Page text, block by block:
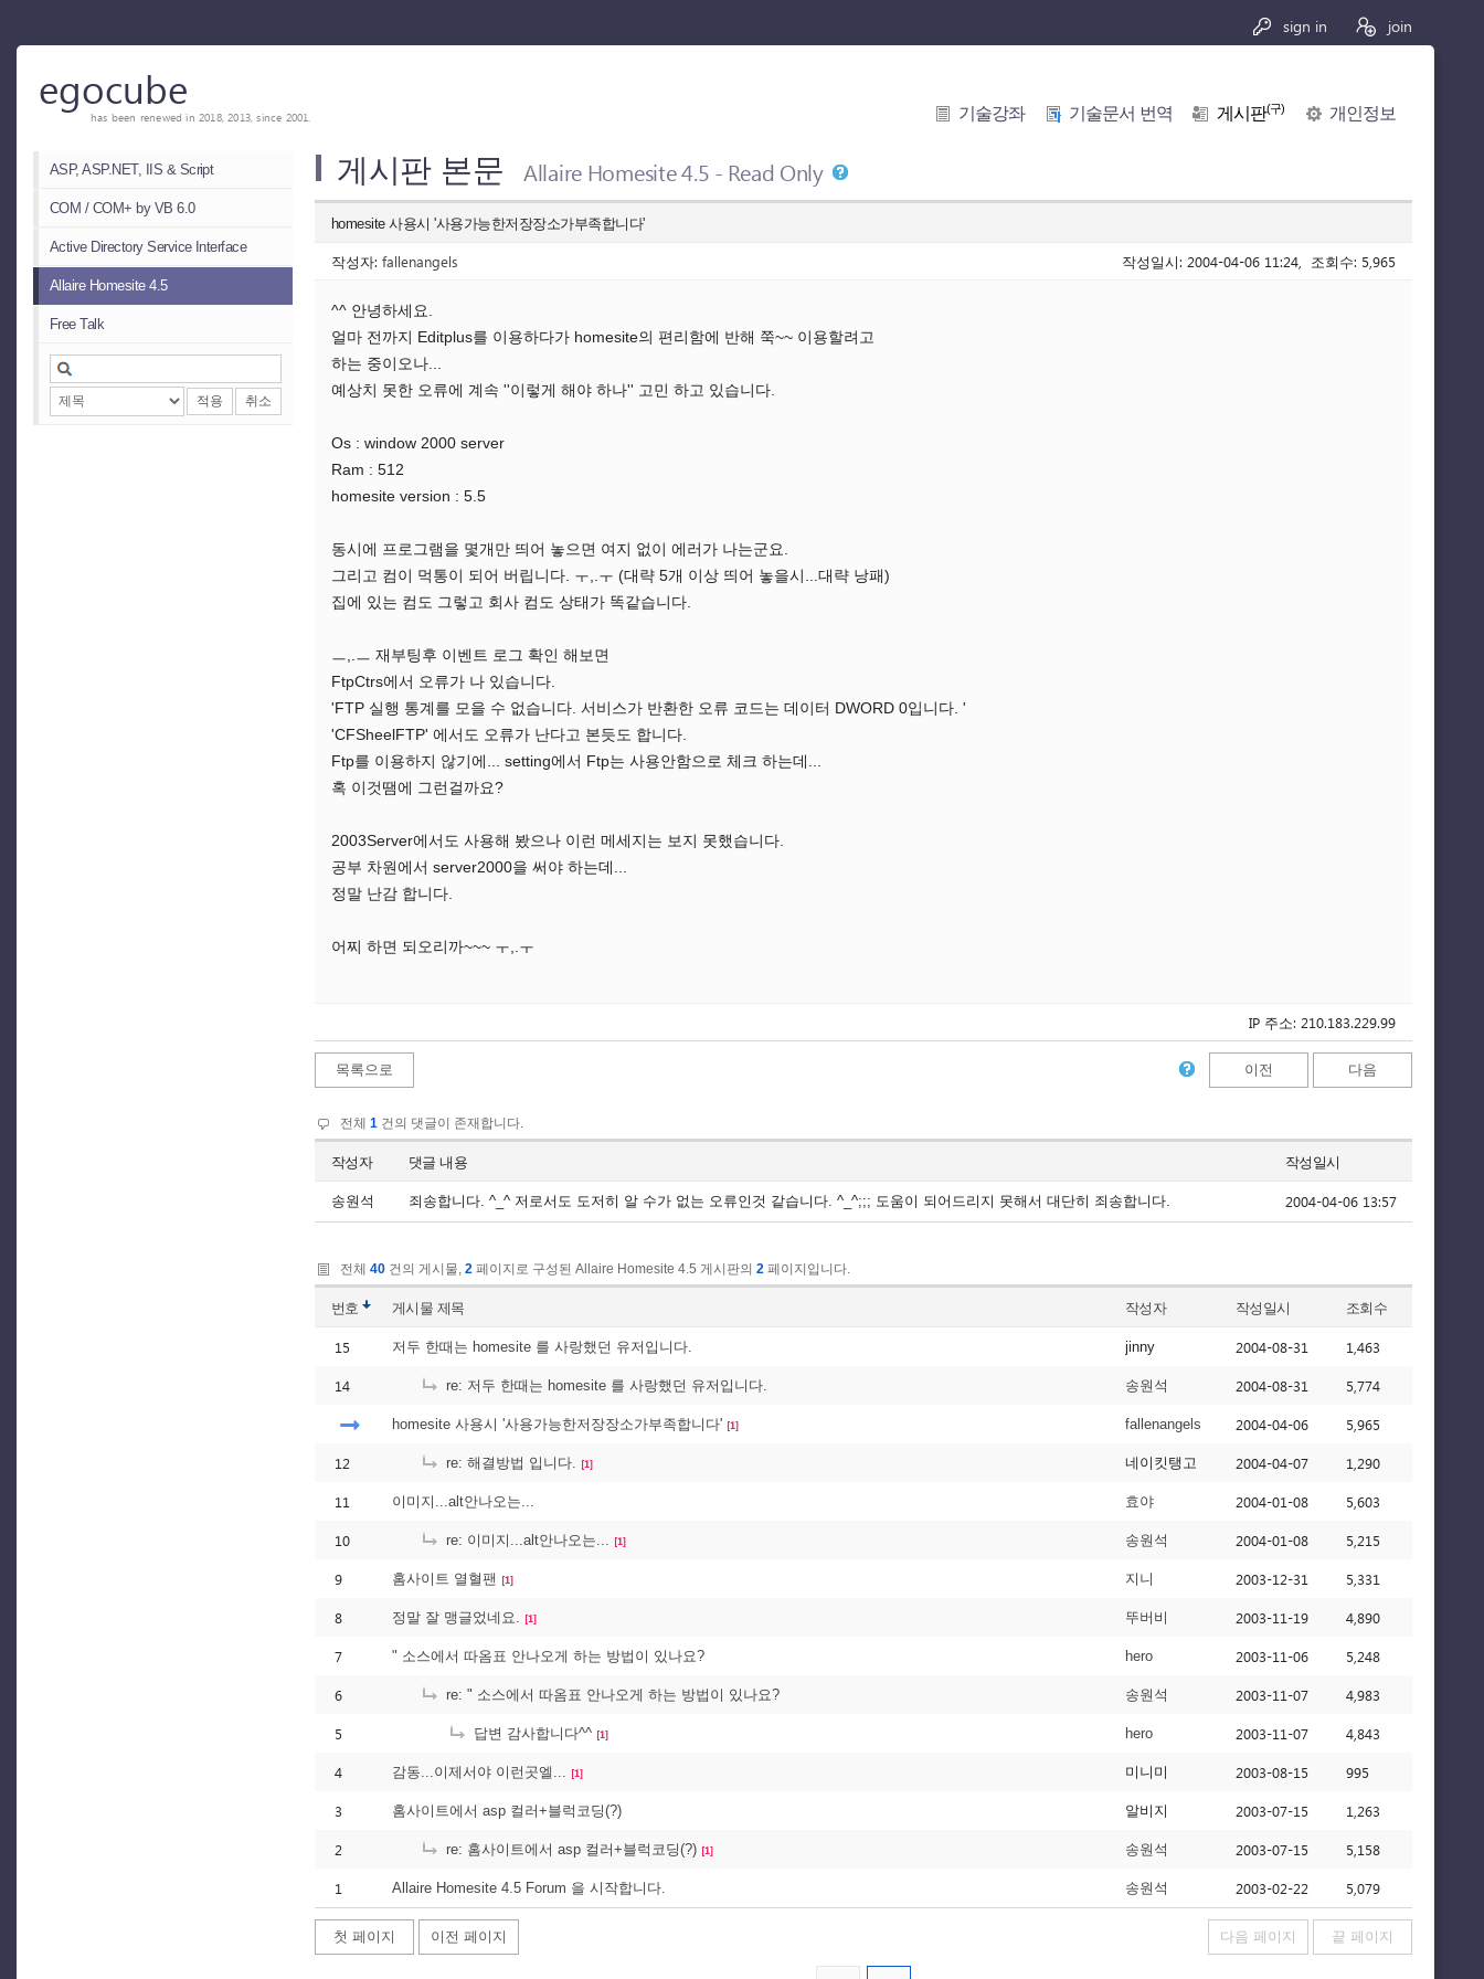
sign in join
egocube
has been renewed in 2018, 2013, since 2001. 기술강좌 기술문서 번역 게시판(구) 개인정보
ASP, ASP.NET, IIS & Script
COM / COM+ by VB 6.0
Active Directory Service Interface
Allaire Homesite 4.5
Free Talk
적용 취소
게시판 본문 Allaire Homesite 4.5 - Read Only
homesite 사용시 '사용가능한저장장소가부족합니다'
작성자: fallenangels 작성일시: 2004-04-06 11:24, 조회수: 5,965
^^ 안녕하세요.
얼마 전까지 Editplus를 이용하다가 homesite의 편리함에 반해 쭉~~ 이용할려고
하는 중이오나...
예상치 못한 오류에 계속 ''이렇게 해야 하나'' 고민 하고 있습니다.
Os : window 2000 server
Ram : 512
homesite version : 5.5
동시에 프로그램을 몇개만 띄어 놓으면 여지 없이 에러가 나는군요.
그리고 컴이 먹통이 되어 버립니다. ㅜ,.ㅜ (대략 5개 이상 띄어 놓을시...대략 낭패)
집에 있는 컴도 그렇고 회사 컴도 상태가 똑같습니다.
ㅡ,.ㅡ 재부팅후 이벤트 로그 확인 해보면
FtpCtrs에서 오류가 나 있습니다.
'FTP 실행 통계를 모을 수 없습니다. 서비스가 반환한 오류 코드는 데이터 DWORD 0입니다. '
'CFSheelFTP' 에서도 오류가 난다고 본듯도 합니다.
Ftp를 이용하지 않기에... setting에서 Ftp는 사용안함으로 체크 하는데...
혹 이것땜에 그런걸까요?
2003Server에서도 사용해 봤으나 이런 메세지는 보지 못했습니다.
공부 차원에서 server2000을 써야 하는데...
정말 난감 합니다.
어찌 하면 되오리까~~~ ㅜ,.ㅜ
IP 주소: 210.183.229.99
목록으로 이전 다음
전체 1 건의 댓글이 존재합니다.
작성자 댓글 내용 작성일시
송원석 죄송합니다. ^_^ 저로서도 도저히 알 수가 없는 오류인것 같습니다. ^_^;;; 도움이 되어드리지 못해서 대단히 죄송합니다. 2004-04-06 13:57
전체 40 건의 게시물, 2 페이지로 구성된 Allaire Homesite 4.5 게시판의 2 페이지입니다.
번호 게시물 제목 작성자 작성일시 조회수
15 저두 한때는 homesite 를 사랑했던 유저입니다. jinny 2004-08-31 1,463
14 re: 저두 한때는 homesite 를 사랑했던 유저입니다. 송원석 2004-08-31 5,774
homesite 사용시 '사용가능한저장장소가부족합니다' [1] fallenangels 2004-04-06 5,965
12 re: 해결방법 입니다. [1] 네이킷탱고 2004-04-07 1,290
11 이미지...alt안나오는... 효야 2004-01-08 5,603
10 re: 이미지...alt안나오는... [1] 송원석 2004-01-08 5,215
9 홈사이트 열혈팬 [1] 지니 2003-12-31 5,331
8 정말 잘 맹글었네요. [1] 뚜버비 2003-11-19 4,890
7 " 소스에서 따옴표 안나오게 하는 방법이 있나요? hero 2003-11-06 5,248
6 re: " 소스에서 따옴표 안나오게 하는 방법이 있나요? 송원석 2003-11-07 4,983
5 답변 감사합니다^^ [1] hero 2003-11-07 4,843
4 감동...이제서야 이런곳엘... [1] 미니미 2003-08-15 995
3 홈사이트에서 asp 컬러+블럭코딩(?) 알비지 2003-07-15 1,263
2 re: 홈사이트에서 asp 컬러+블럭코딩(?) [1] 송원석 2003-07-15 5,158
1 Allaire Homesite 4.5 Forum 을 시작합니다. 송원석 2003-02-22 5,079
첫 페이지 이전 페이지 다음 페이지 끝 페이지